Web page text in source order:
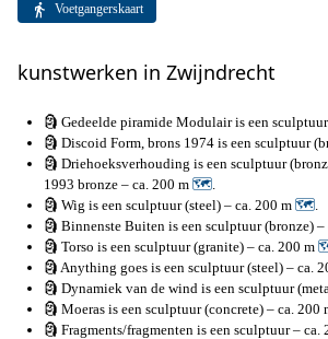
Voetgangerskaart
kunstwerken in Zwijndrecht
🗿 Gedeelde piramide Modulair is een
🗿 Discoid Form, brons 1974 is een sculptuur
🗿 Driehoeksverhouding is een sculptuur
1993 bronze – ca. 200 m 🗺
🗿 Wig is een sculptuur (steel) – ca. 200 m 🗺
🗿 Binnenste Buiten is een sculptuur (bronze) –
🗿 Torso is een sculptuur (granite) – ca. 200 m
🗿 Anything goes is een sculptuur (steel) – ca.
🗿 Dynamiek van de wind is een sculptuur
🗿 Moeras is een sculptuur (concrete) – ca. 200
🗿 Fragments/fragmenten is een sculptuur – ca.